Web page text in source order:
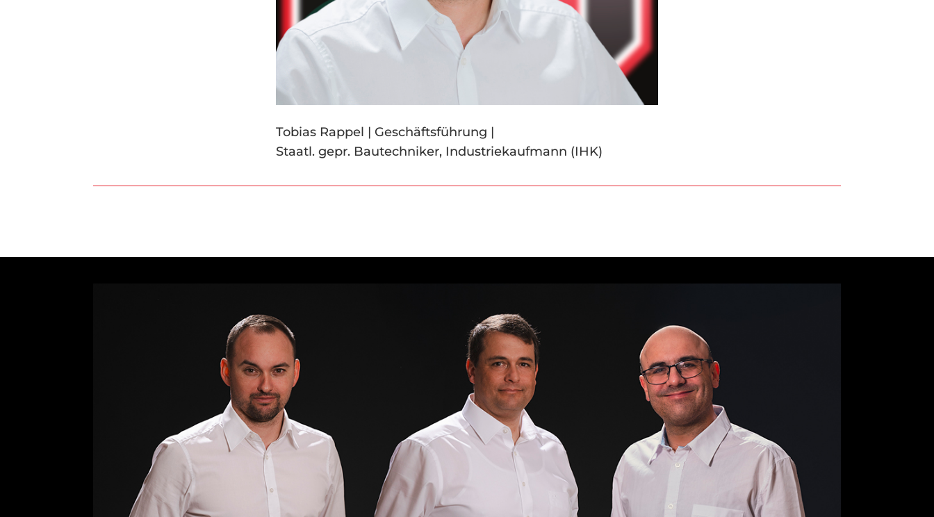
Tobias Rappel | Geschäftsführung |
Staatl. gepr. Bautechniker, Industriekaufmann (IHK)